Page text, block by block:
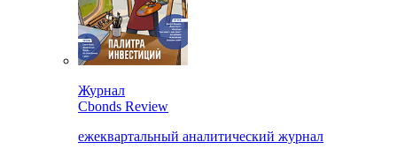
Журнал
Cbonds Review
ежеквартальный аналитический журнал